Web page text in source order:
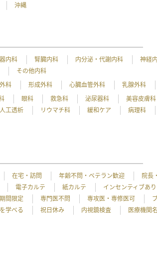
沖縄
内科 腎臓内科 内分泌・代謝内科 神経
その他内科
科 形成外科 心臓血管外科 乳腺外科
眼科 救急科 泌尿器科 美容皮膚科
人工透析 リウマチ科 緩和ケア 病理科
在宅・訪問 年齢不問・ベテラン歓迎 院長
電子カルテ 紙カルテ インセンティブあり
期間限定 専門医不問 専攻医・専修医可
学べる 祝日休み 内視鏡検査 医療機関